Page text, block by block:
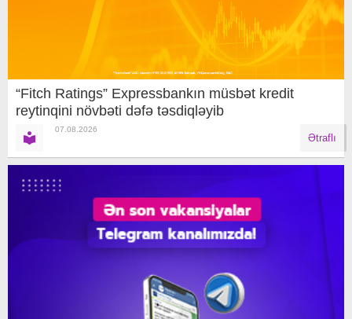
“Fitch Ratings” Expressbankın müsbət kredit
reytinqini növbəti dəfə təsdiqləyib
07.08.2026
Ətraflı